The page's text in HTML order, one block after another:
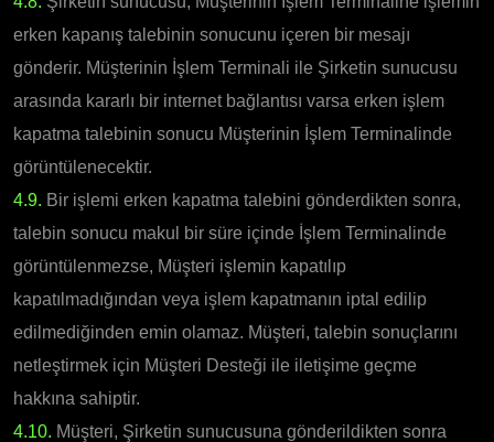
erken kapanış talebinin sonucunu içeren bir mesajı
gönderir. Müşterinin İşlem Terminali ile Şirketin sunucusu
arasında kararlı bir internet bağlantısı varsa erken işlem
kapatma talebinin sonucu Müşterinin İşlem Terminalinde
görüntülenecektir.
4.9. Bir işlemi erken kapatma talebini gönderdikten sonra,
talebin sonucu makul bir süre içinde İşlem Terminalinde
görüntülenmezse, Müşteri işlemin kapatılıp
kapatılmadığından veya işlem kapatmanın iptal edilip
edilmediğinden emin olamaz. Müşteri, talebin sonuçlarını
netleştirmek için Müşteri Desteği ile iletişime geçme
hakkına sahiptir.
4.10. Müşteri, Şirketin sunucusuna gönderildikten sonra